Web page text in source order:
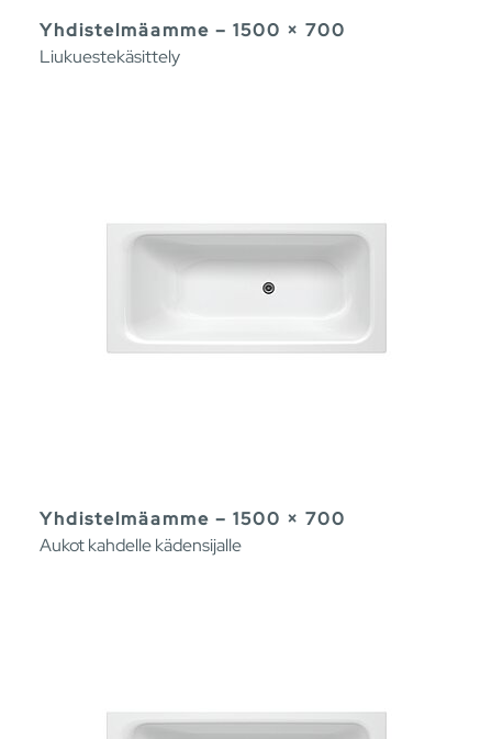
Yhdistelmäamme – 1500 × 700
Liukuestekäsittely
Yhdistelmäamme – 1500 × 700
Aukot kahdelle kädensijalle